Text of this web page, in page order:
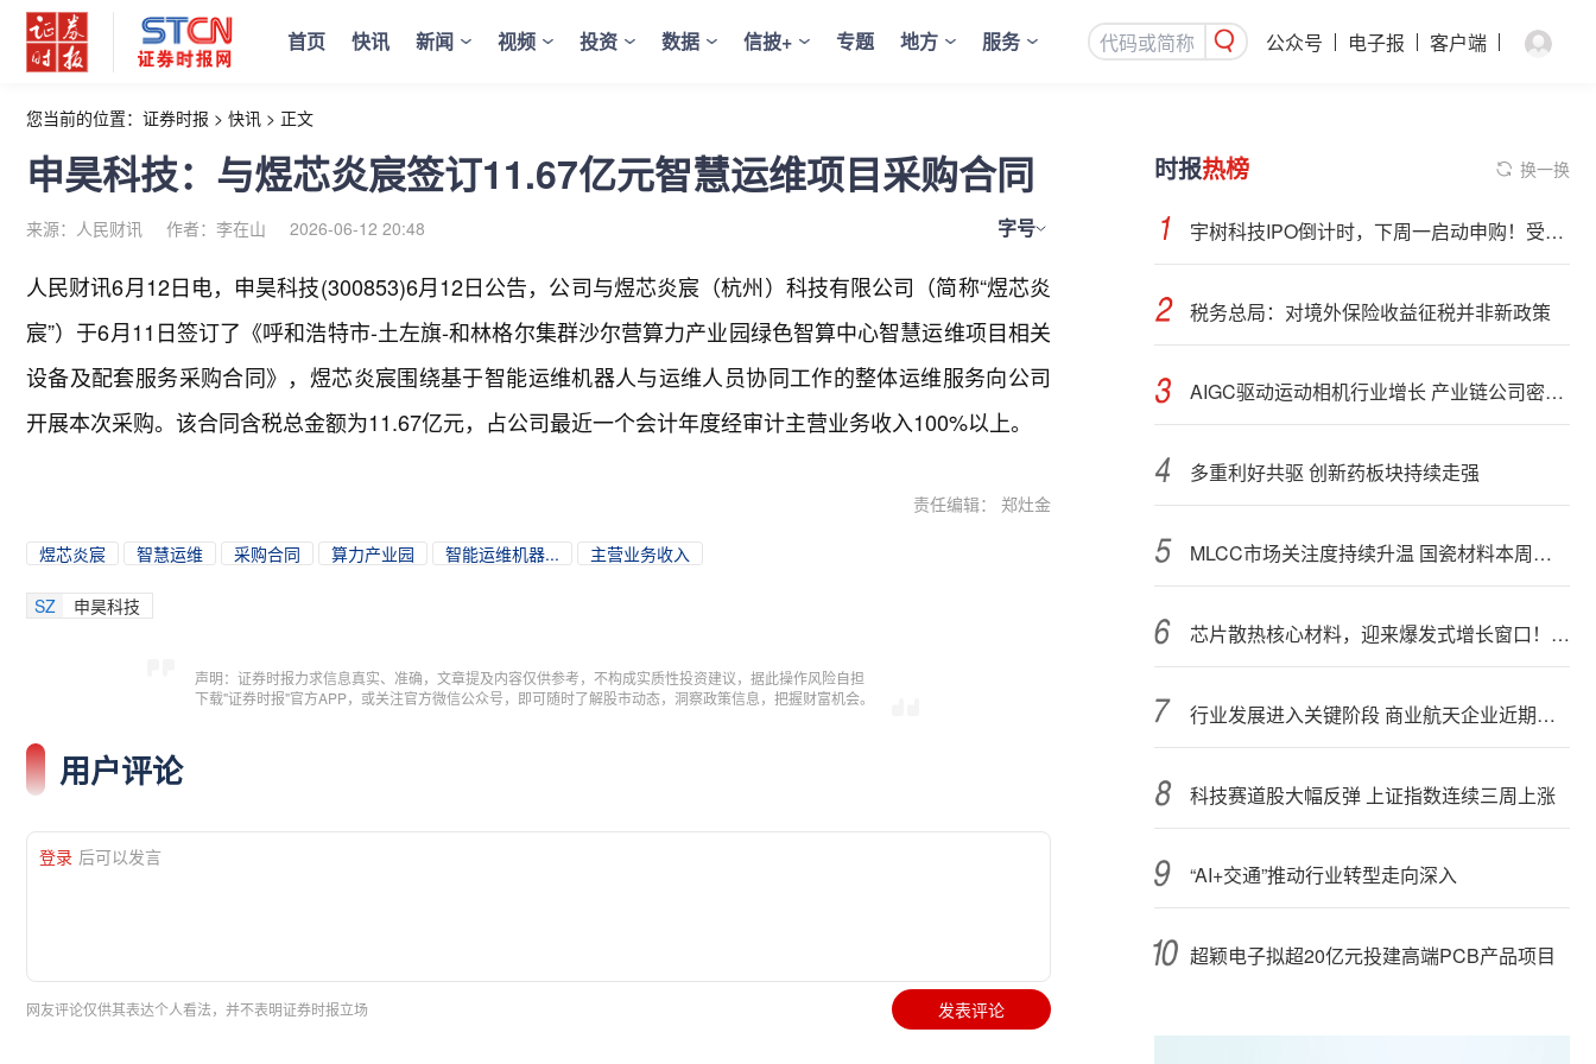
首页 快讯 新闻 视频 投资 数据 信披+ 专题 地方 服务 公众号 电子报 客户端
您当前的位置： 证券时报 > 快讯 > 正文
申昊科技：与煜芯炎宸签订11.67亿元智慧运维项目采购合同
来源：人民财讯 作者：李在山 2026-06-12 20:48 字号
人民财讯6月12日电， 申昊科技(300853)6月12日公告，公司与煜芯炎宸（杭州）科技有限公司（简称“煜芯炎
宸”）于6月11日签订了《呼和浩特市-土左旗-和林格尔集群沙尔营算力产业园绿色智算中心智慧运维项目相关
设备及配套服务采购合同》，煜芯炎宸围绕基于智能运维机器人与运维人员协同工作的整体运维服务向公司
开展本次采购。该合同含税总金额为11.67亿元，占公司最近一个会计年度经审计主营业务收入100%以上。
责任编辑： 郑灶金
煜芯炎宸 智慧运维 采购合同 算力产业园 智能运维机器... 主营业务收入
SZ 申昊科技
声明：证券时报力求信息真实、准确，文章提及内容仅供参考，不构成实质性投资建议，据此操作风险自担
下载"证券时报"官方APP，或关注官方微信公众号，即可随时了解股市动态，洞察政策信息，把握财富机会。
用户评论
登录 后可以发言
网友评论仅供其表达个人看法，并不表明证券时报立场 发表评论
时报热榜 换一换
宇树科技IPO倒计时，下周一启动申购！受益股曝光
税务总局：对境外保险收益征税并非新政策
AIGC驱动运动相机行业增长 产业链公司密集布局光学与AI芯片
多重利好共驱 创新药板块持续走强
MLCC市场关注度持续升温 国瓷材料本周接受152家机构调研
芯片散热核心材料，迎来爆发式增长窗口！3只概念股年内涨幅翻倍
行业发展进入关键阶段 商业航天企业近期密集融资
科技赛道股大幅反弹 上证指数连续三周上涨
“AI+交通”推动行业转型走向深入
超颖电子拟超20亿元投建高端PCB产品项目